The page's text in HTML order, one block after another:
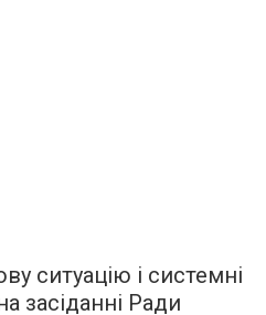
ситуацію і системні
засіданні Ради